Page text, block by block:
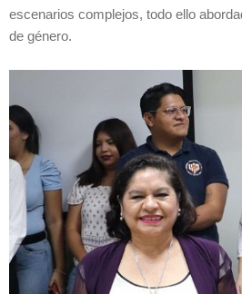
escenarios complejos, todo ello
de género.